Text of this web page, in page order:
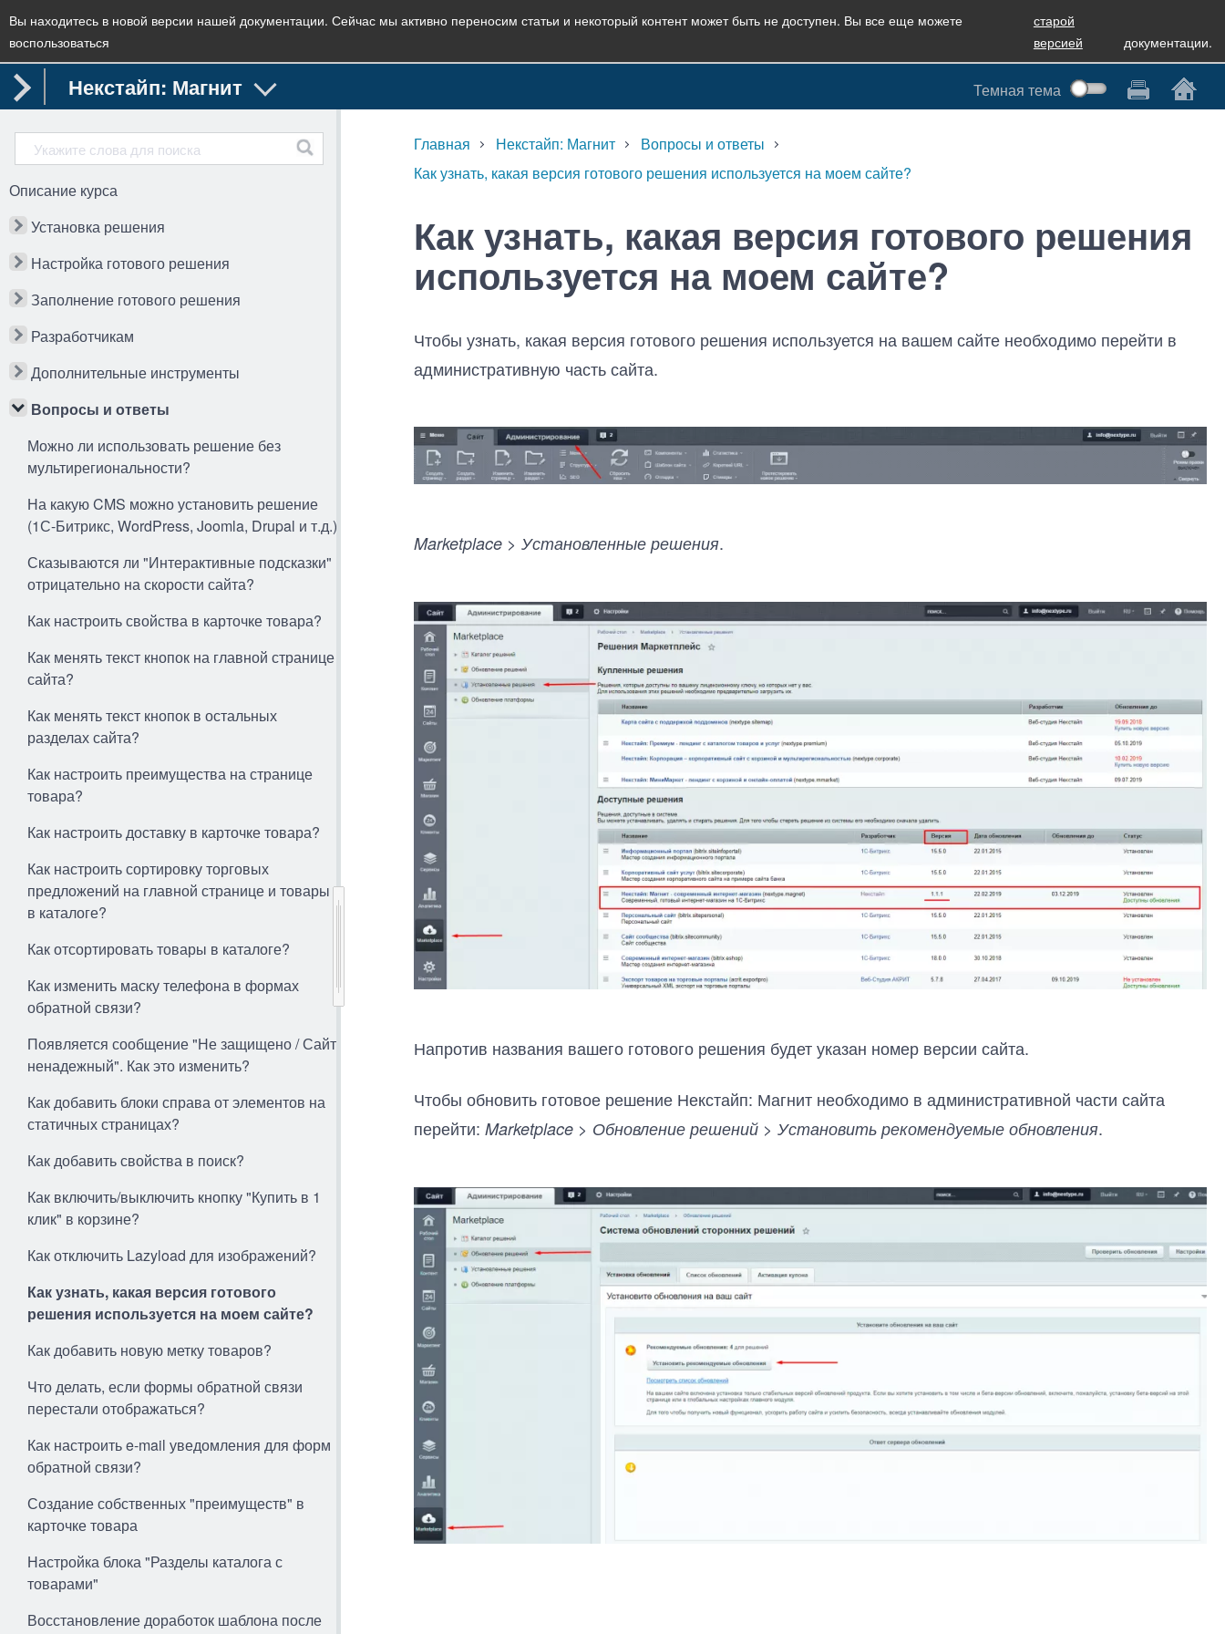
Вы находитесь в новой версии нашей документации. Сейчас мы активно переносим статьи и некоторый контент может быть не доступен. Вы все еще можете
воспользоваться
старой
версией
документации.
Некстайп: Магнит Темная тема
Описание курса
Установка решения
Настройка готового решения
Заполнение готового решения
Разработчикам
Дополнительные инструменты
Вопросы и ответы
Можно ли использовать решение без
мультирегиональности?
На какую CMS можно установить решение
(1С-Битрикс, WordPress, Joomla, Drupal и т.д.)
Сказываются ли "Интерактивные подсказки"
отрицательно на скорости сайта?
Как настроить свойства в карточке товара?
Как менять текст кнопок на главной странице
сайта?
Как менять текст кнопок в остальных
разделах сайта?
Как настроить преимущества на странице
товара?
Как настроить доставку в карточке товара?
Как настроить сортировку торговых
предложений на главной странице и товары
в каталоге?
Как отсортировать товары в каталоге?
Как изменить маску телефона в формах
обратной связи?
Появляется сообщение "Не защищено / Сайт
ненадежный". Как это изменить?
Как добавить блоки справа от элементов на
статичных страницах?
Как добавить свойства в поиск?
Как включить/выключить кнопку "Купить в 1
клик" в корзине?
Как отключить Lazyload для изображений?
Как узнать, какая версия готового
решения используется на моем сайте?
Как добавить новую метку товаров?
Что делать, если формы обратной связи
перестали отображаться?
Как настроить e-mail уведомления для форм
обратной связи?
Создание собственных "преимуществ" в
карточке товара
Настройка блока "Разделы каталога с
товарами"
Восстановление доработок шаблона после
Главная Некстайп: Магнит
Вопросы и ответы
Как узнать, какая версия готового решения используется на моем сайте?
Как узнать, какая версия готового решения
используется на моем сайте?
Чтобы узнать, какая версия готового решения используется на вашем сайте необходимо перейти в
административную часть сайта.
Marketplace > Установленные решения.
Напротив названия вашего готового решения будет указан номер версии сайта.
Чтобы обновить готовое решение Некстайп: Магнит необходимо в административной части сайта
перейти: Marketplace > Обновление решений > Установить рекомендуемые обновления.